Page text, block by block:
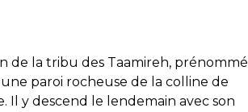
de la tribu des Taamireh, prénommé
paroi rocheuse de la colline de
Il y descend le lendemain avec son